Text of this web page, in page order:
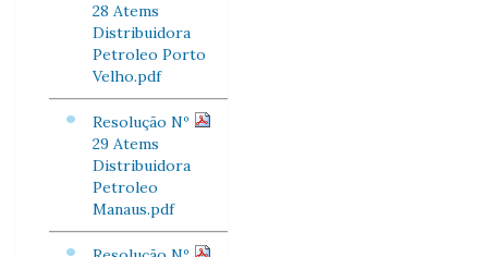
28 Atems
Distribuidora
Petroleo Porto
Velho.pdf
Resolução Nº
29 Atems
Distribuidora
Petroleo
Manaus.pdf